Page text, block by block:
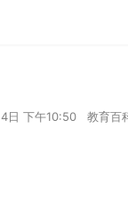
日 下午10:50 教育百